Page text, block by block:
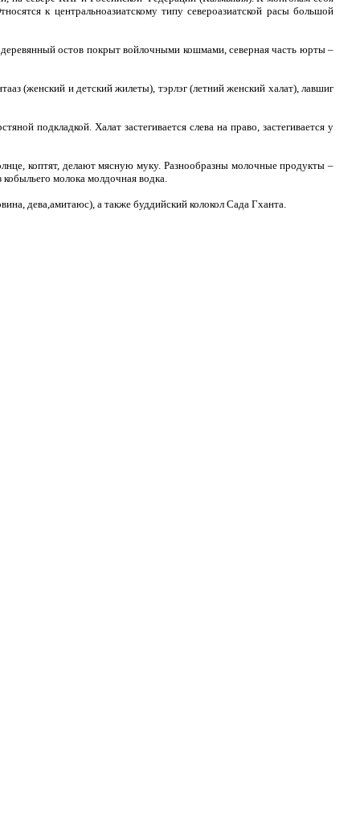
к центральноазиатскому типу североазиатской расы большой
остов покрыт войлочными кошмами, северная часть юрты –
(женский и детский жилеты), тэрлэг (летний женский халат), лавшиг
подкладкой. Халат застегивается слева на право, застегивается у
коптят, делают мясную муку. Разнообразны молочные продукты –
молока молдочная водка.
дева,амитаюс), а также буддийский колокол Сада Гханта.